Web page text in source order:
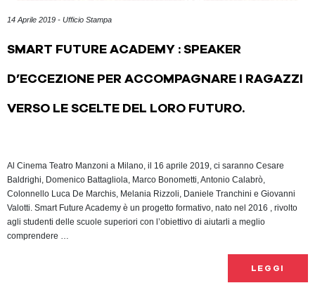
14 Aprile 2019 - Ufficio Stampa
SMART FUTURE ACADEMY : SPEAKER
D’ECCEZIONE PER ACCOMPAGNARE I RAGAZZI
VERSO LE SCELTE DEL LORO FUTURO.
Al Cinema Teatro Manzoni a Milano, il 16 aprile 2019, ci saranno Cesare
Baldrighi, Domenico Battagliola, Marco Bonometti, Antonio Calabrò,
Colonnello Luca De Marchis, Melania Rizzoli, Daniele Tranchini e Giovanni
Valotti. Smart Future Academy è un progetto formativo, nato nel 2016 , rivolto
agli studenti delle scuole superiori con l’obiettivo di aiutarli a meglio
comprendere …
LEGGI